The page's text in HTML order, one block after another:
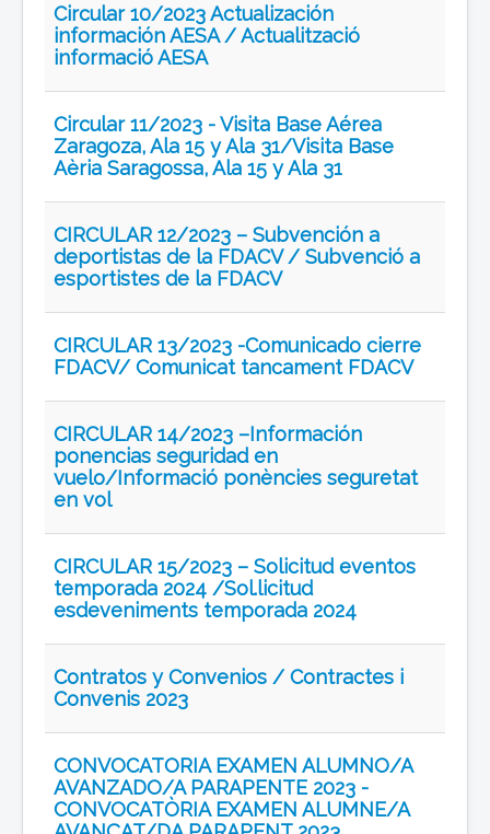
Circular 10/2023 Actualización
información AESA / Actualització
informació AESA
Circular 11/2023 - Visita Base Aérea
Zaragoza, Ala 15 y Ala 31/Visita Base
Aèria Saragossa, Ala 15 y Ala 31
CIRCULAR 12/2023 – Subvención a
deportistas de la FDACV / Subvenció a
esportistes de la FDACV
CIRCULAR 13/2023 -Comunicado cierre
FDACV/ Comunicat tancament FDACV
CIRCULAR 14/2023 –Información
ponencias seguridad en
vuelo/Informació ponències seguretat
en vol
CIRCULAR 15/2023 – Solicitud eventos
temporada 2024 /Sol.licitud
esdeveniments temporada 2024
Contratos y Convenios / Contractes i
Convenis 2023
CONVOCATORIA EXAMEN ALUMNO/A
AVANZADO/A PARAPENTE 2023 -
CONVOCATÒRIA EXAMEN ALUMNE/A